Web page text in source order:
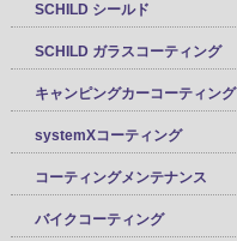
SCHILD シールド
SCHILD ガラスコーティング
キャンピングカーコーティング
systemXコーティング
コーティングメンテナンス
バイクコーティング